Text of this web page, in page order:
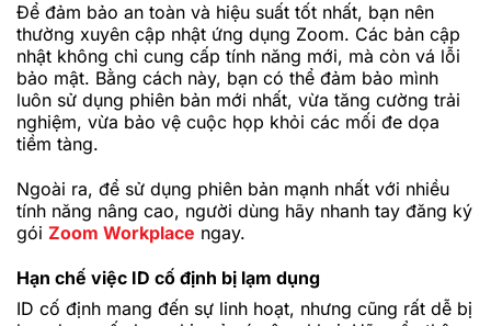
Để đảm bảo an toàn và hiệu suất tốt nhất, bạn nên
thường xuyên cập nhật ứng dụng Zoom. Các bản cập
nhật không chỉ cung cấp tính năng mới, mà còn vá lỗi
bảo mật. Bằng cách này, bạn có thể đảm bảo mình
luôn sử dụng phiên bản mới nhất, vừa tăng cường trải
nghiệm, vừa bảo vệ cuộc họp khỏi các mối đe dọa
tiềm tàng.
Ngoài ra, để sử dụng phiên bản mạnh nhất với nhiều
tính năng nâng cao, người dùng hãy nhanh tay đăng ký
gói Zoom Workplace ngay.
Hạn chế việc ID cố định bị lạm dụng
ID cố định mang đến sự linh hoạt, nhưng cũng rất dễ bị